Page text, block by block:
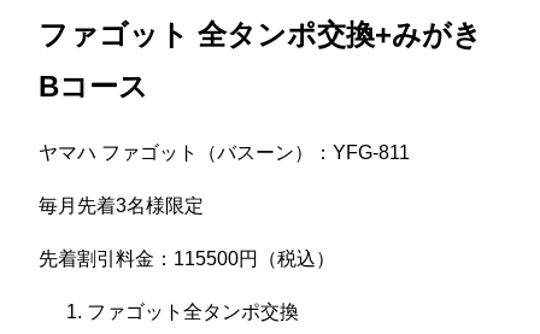
ファゴット 全タンポ交換+みがき
Bコース
ヤマハ ファゴット（バスーン）：YFG-811
毎月先着3名様限定
先着割引料金：115500円（税込）
ファゴット全タンポ交換